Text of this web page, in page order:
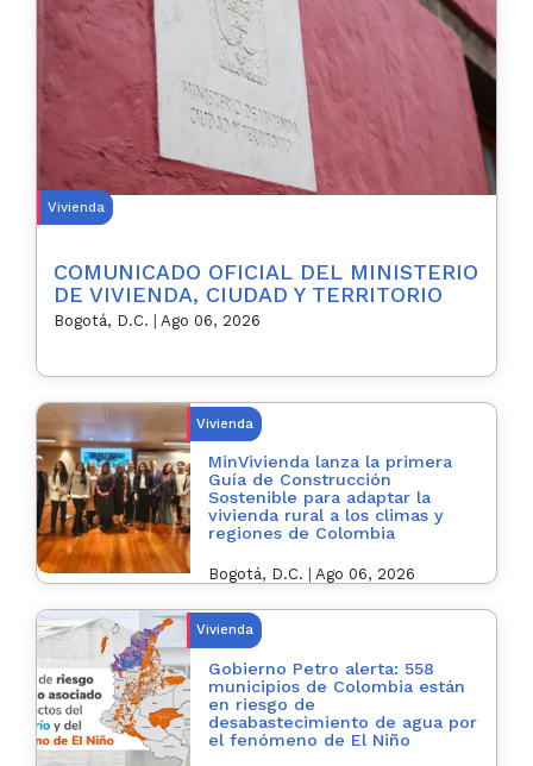
Vivienda
COMUNICADO OFICIAL DEL MINISTERIO
DE VIVIENDA, CIUDAD Y TERRITORIO
Bogotá, D.C. Ago 06, 2026
Vivienda
MinVivienda lanza la primera
Guía de Construcción
Sostenible para adaptar la
vivienda rural a los climas y
regiones de Colombia
Bogotá, D.C. Ago 06, 2026
Vivienda
Gobierno Petro alerta: 558
municipios de Colombia están
en riesgo de
desabastecimiento de agua por
el fenómeno de El Niño